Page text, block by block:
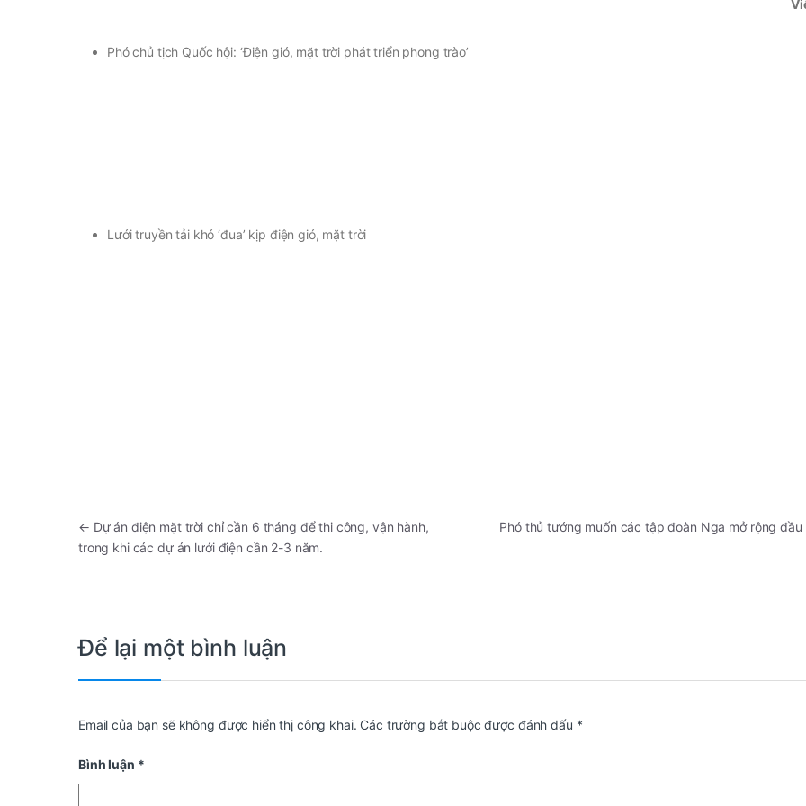
Phó chủ tịch Quốc hội: ‘Điện gió, mặt trời phát triển phong trào’
Lưới truyền tải khó ‘đua’ kịp điện gió, mặt trời
← Dự án điện mặt trời chỉ cần 6 tháng để thi công, vận hành,
trong khi các dự án lưới điện cần 2-3 năm.
Phó thủ tướng muốn các tập đoàn Nga mở rộng
Để lại một bình luận
Email của bạn sẽ không được hiển thị công khai. Các trường bắt buộc được đánh dấu *
Bình luận *